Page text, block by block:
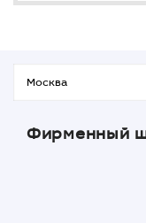
Фирменный